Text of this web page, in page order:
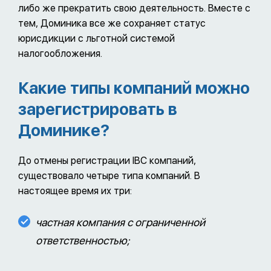
либо же прекратить свою деятельность. Вместе с
тем, Доминика все же сохраняет статус
юрисдикции с льготной системой
налогообложения.
Какие типы компаний можно
зарегистрировать в
Доминике?
До отмены регистрации IBC компаний,
существовало четыре типа компаний. В
настоящее время их три:
частная компания с ограниченной
ответственностью;